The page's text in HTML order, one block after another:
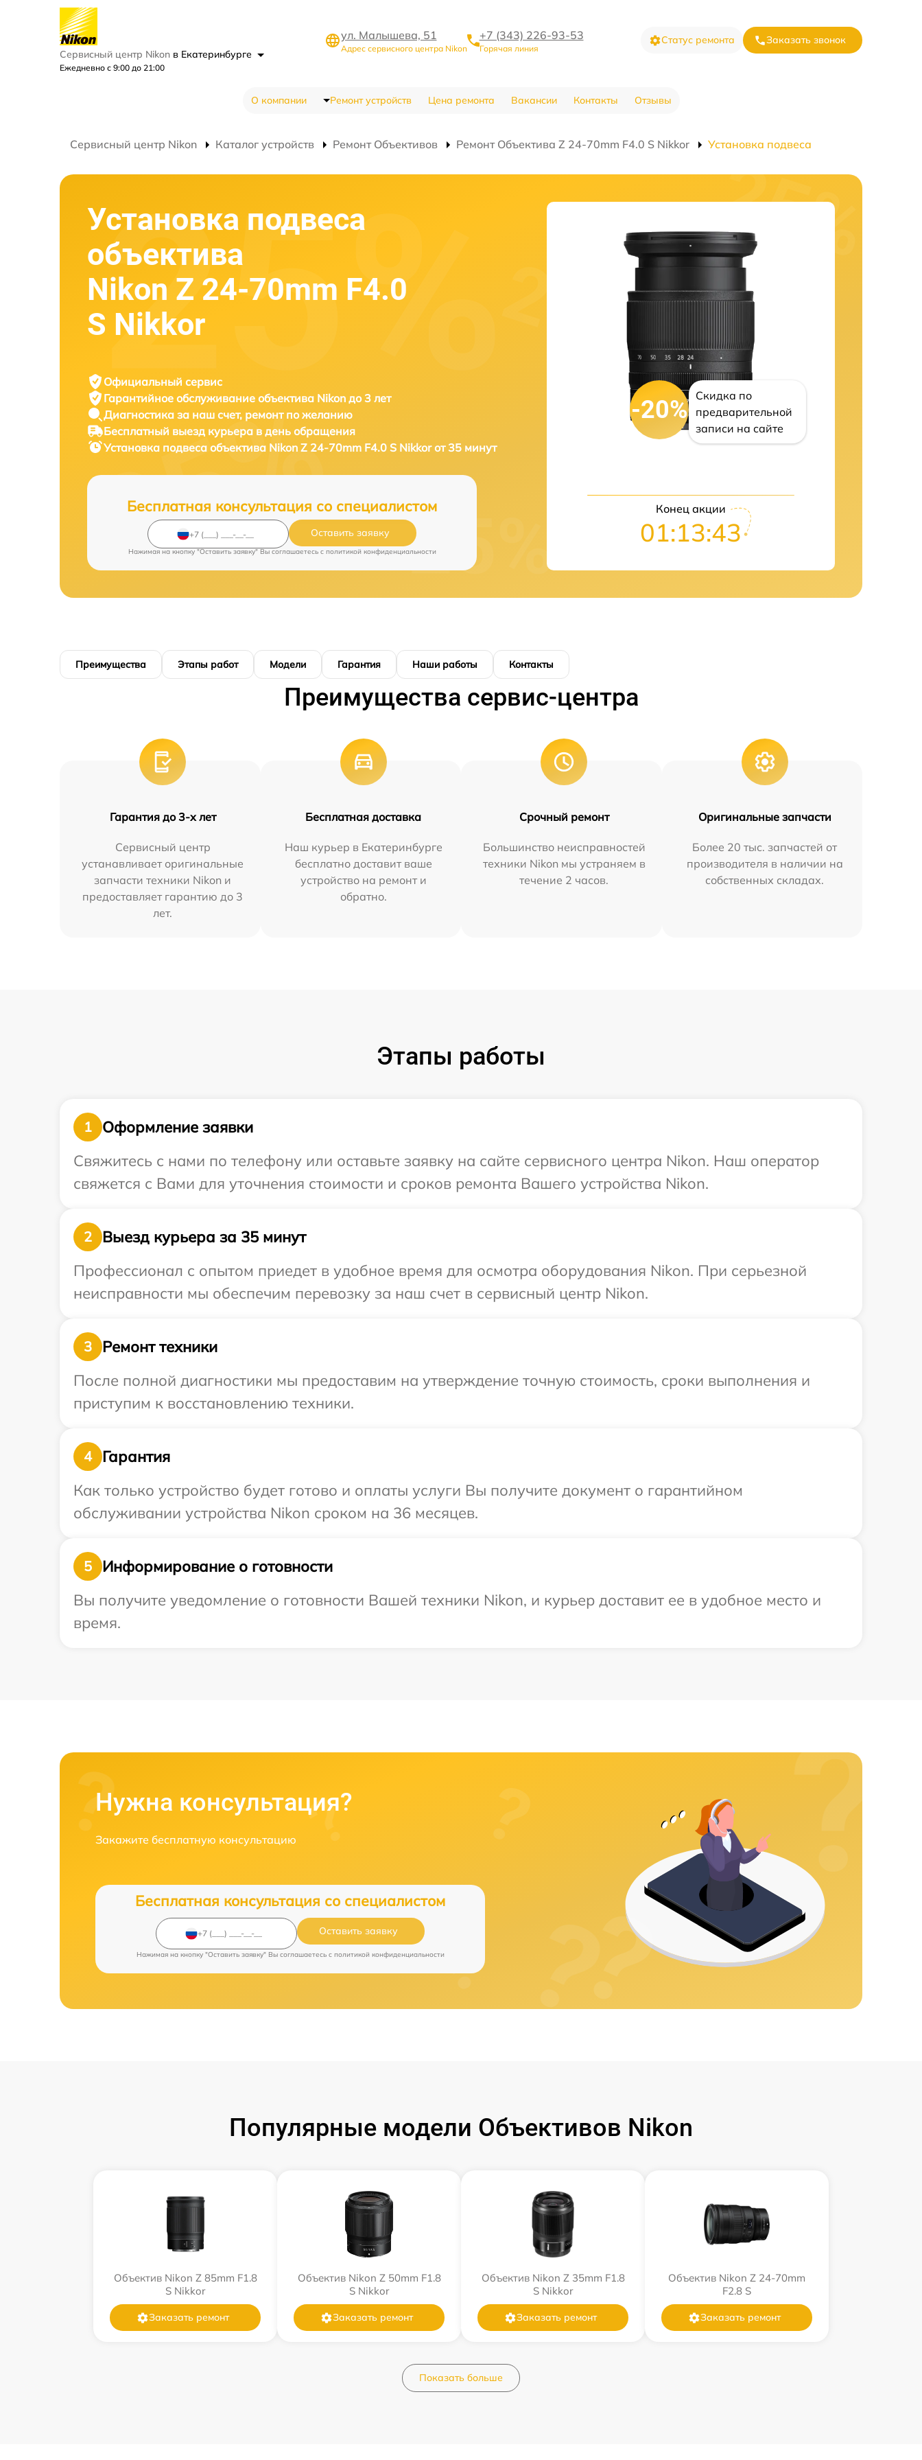
Сервисный центр Nikon в Екатеринбурге
Ежедневно с 9:00 до 21:00
ул. Малышева, 51
Адрес сервисного центра Nikon
+7 (343) 226-93-53
Горячая линия
Статус ремонта Заказать звонок
О компании Ремонт устройств Цена ремонта Вакансии Контакты Отзывы
Сервисный центр Nikon Каталог устройств Ремонт Объективов Ремонт Объектива Z 24-70mm F4.0 S Nikkor Установка подвеса
Установка подвеса
объектива
Nikon Z 24-70mm F4.0
S Nikkor
Официальный сервис
Гарантийное обслуживание объектива Nikon до 3 лет
Диагностика за наш счет, ремонт по желанию
Бесплатный выезд курьера в день обращения
Установка подвеса объектива Nikon Z 24-70mm F4.0 S Nikkor от 35 минут
Бесплатная консультация со специалистом
Оставить заявку
Нажимая на кнопку "Оставить заявку" Вы соглашаетесь c политикой конфиденциальности
-20%
Скидка по
предварительной
записи на сайте
Конец акции
01:13:43
Преимущества Этапы работ Модели Гарантия Наши работы Контакты
Преимущества сервис-центра
Гарантия до 3-х лет
Сервисный центр
устанавливает оригинальные
запчасти техники Nikon и
предоставляет гарантию до 3
лет.
Бесплатная доставка
Наш курьер в Екатеринбурге
бесплатно доставит ваше
устройство на ремонт и
обратно.
Срочный ремонт
Большинство неисправностей
техники Nikon мы устраняем в
течение 2 часов.
Оригинальные запчасти
Более 20 тыс. запчастей от
производителя в наличии на
собственных складах.
Этапы работы
1
Оформление заявки
Свяжитесь с нами по телефону или оставьте заявку на сайте сервисного центра Nikon. Наш оператор
свяжется с Вами для уточнения стоимости и сроков ремонта Вашего устройства Nikon.
2
Выезд курьера за 35 минут
Профессионал с опытом приедет в удобное время для осмотра оборудования Nikon. При серьезной
неисправности мы обеспечим перевозку за наш счет в сервисный центр Nikon.
3
Ремонт техники
После полной диагностики мы предоставим на утверждение точную стоимость, сроки выполнения и
приступим к восстановлению техники.
4
Гарантия
Как только устройство будет готово и оплаты услуги Вы получите документ о гарантийном
обслуживании устройства Nikon сроком на 36 месяцев.
5
Информирование о готовности
Вы получите уведомление о готовности Вашей техники Nikon, и курьер доставит ее в удобное место и
время.
Нужна консультация?
Закажите бесплатную консультацию
Бесплатная консультация со специалистом
Оставить заявку
Нажимая на кнопку "Оставить заявку" Вы соглашаетесь c политикой конфиденциальности
Популярные модели Объективов Nikon
Объектив Nikon Z 85mm F1.8
S Nikkor
Заказать ремонт
Объектив Nikon Z 50mm F1.8
S Nikkor
Заказать ремонт
Объектив Nikon Z 35mm F1.8
S Nikkor
Заказать ремонт
Объектив Nikon Z 24-70mm
F2.8 S
Заказать ремонт
Показать больше